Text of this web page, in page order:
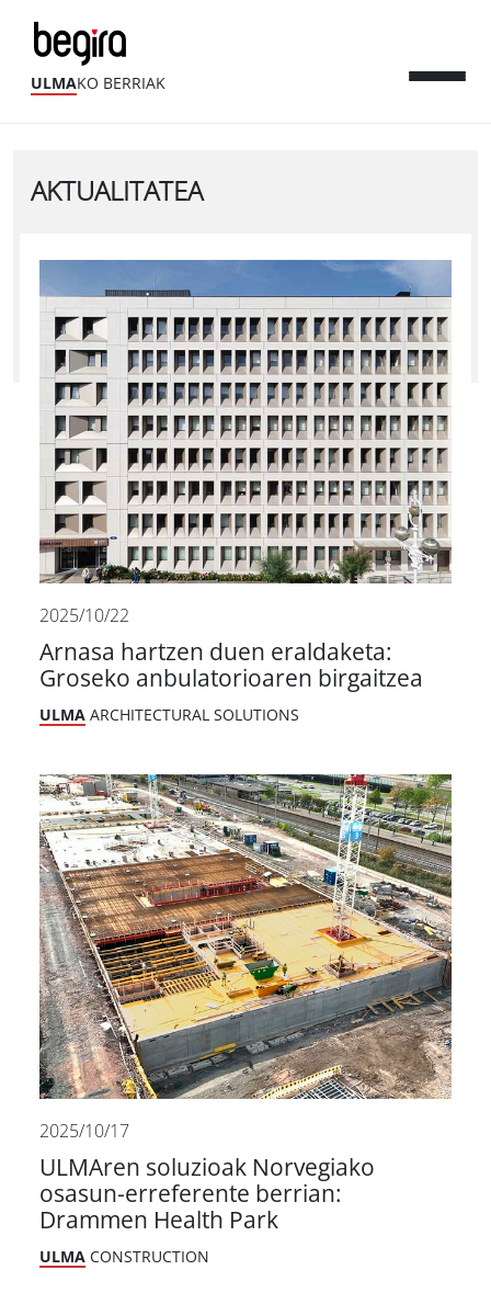
ULMAKO BERRIAK
AKTUALITATEA
2025/10/22
Arnasa hartzen duen eraldaketa:
Groseko anbulatorioaren birgaitzea
ULMA ARCHITECTURAL SOLUTIONS
2025/10/17
ULMAren soluzioak Norvegiako
osasun-erreferente berrian:
Drammen Health Park
ULMA CONSTRUCTION